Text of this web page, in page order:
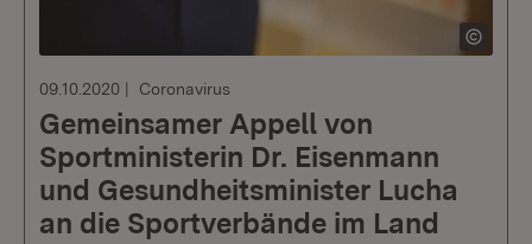
09.10.2020 Coronavirus
Gemeinsamer Appell von
Sportministerin Dr. Eisenmann
und Gesundheitsminister Lucha
an die Sportverbände im Land